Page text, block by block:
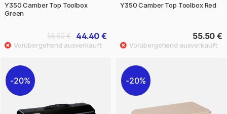
Y350 Camber Top Toolbox
Green
44.40 €
55.50 €
Y350 Camber Top Toolbox Red
55.50 €
20% 20%